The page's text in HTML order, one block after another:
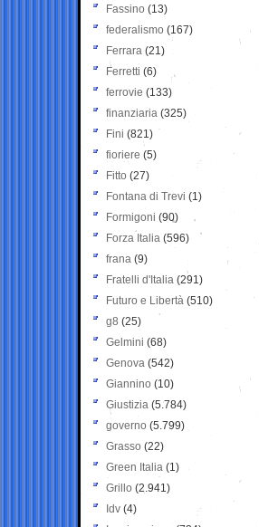
Fassino (13)
federalismo (167)
Ferrara (21)
Ferretti (6)
ferrovie (133)
finanziaria (325)
Fini (821)
fioriere (5)
Fitto (27)
Fontana di Trevi (1)
Formigoni (90)
Forza Italia (596)
frana (9)
Fratelli d'Italia (291)
Futuro e Libertà (510)
g8 (25)
Gelmini (68)
Genova (542)
Giannino (10)
Giustizia (5.784)
governo (5.799)
Grasso (22)
Green Italia (1)
Grillo (2.941)
Idv (4)